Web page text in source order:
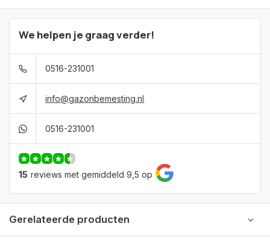
We helpen je graag verder!
0516-231001
info@gazonbemesting.nl
0516-231001
15 reviews met gemiddeld 9,5 op
Gerelateerde producten